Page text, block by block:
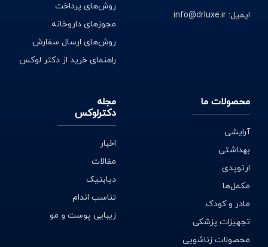
ایمیل: info@drluxe.ir
روش‌های پرداخت
مجوزهای داروخانه
روش‌های ارسال سفارش
راهنمای خرید از دکتر لوکس
محصولات ما
آرایشی
بهداشتی
ارتوپدی
مکمل‌ها
مادر و کودک
تجهیزات پزشکی
محصولات زناشویی
مجله
دکترلوکس
اخبار
مقالات
دیابتیک
تناسب اندام
زیبایی پوست و مو